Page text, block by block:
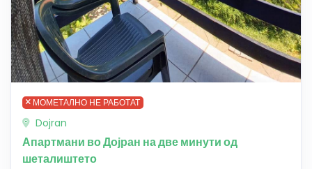
МОМЕТАЛНО НЕ РАБОТАТ
Dojran
Апартмани во Дојран на две минути од
шеталиштето